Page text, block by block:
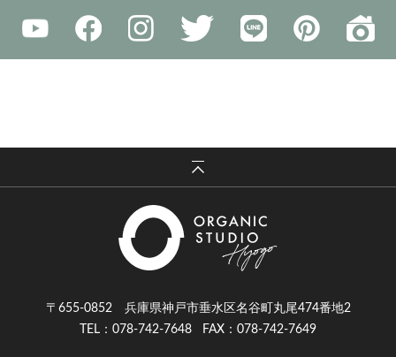
〒655-0852 兵庫県神戸市垂水区名谷町丸尾474番地2
TEL：078-742-7648
FAX：078-742-7649